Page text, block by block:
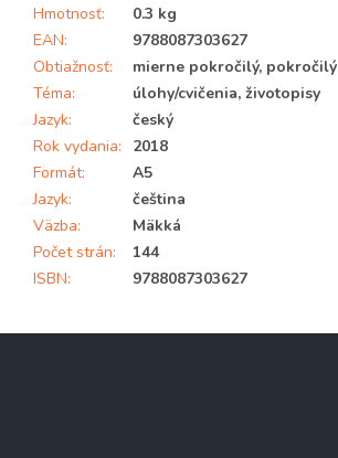
Hmotnosť:
0.3 kg
EAN:
9788087303627
Obtiažnosť:
mierne pokročilý, pokročilý
Téma:
úlohy/cvičenia, životopisy
Jazyk:
český
Rok vydania:
2018
Formát:
A5
Jazyk:
čeština
Väzba:
Mäkká
Počet strán:
144
ISBN: 9788087303627